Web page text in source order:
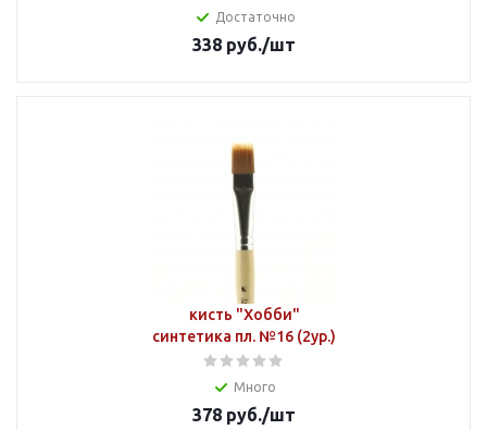
Достаточно
338 руб./шт
кисть "Хобби"
синтетика пл. №16 (2ур.)
Много
378 руб./шт